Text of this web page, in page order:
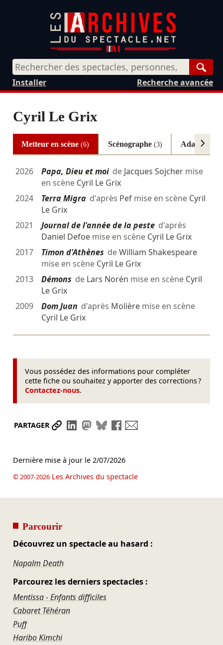
Recherche avancée
Installer
Cyril Le Grix
Metteur en scène(6) Scénographe (3) Adaptateur
2026 Papa, Dieu et moide Jacques Sojchermise
en scène Cyril Le Grix
2024
Terra Migrad'après Pefmise en scène Cyril
Le Grix
2021
Journal de l'année de la pested'après
Daniel Defoemise en scène Cyril Le Grix
2017
Timon d'Athènes deWilliam Shakespeare
mise en scène Cyril Le Grix
2013
Démons de Lars Norén mise en scène Cyril
Le Grix
2009
Dom Juan d'après Molièremise en scène
Cyril Le Grix
Vous possédez des informations pour compléter
cette fiche ou souhaitez y apporter des corrections ?
Contactez-nous.
PARTAGER Partager le lien
Partager sur LinkedIn
Partager sur Mastodon
Partager sur Bluesky
Partager sur Facebook
Dernière mise à jour le 2/07/2026
© 2007-2026Les Archives du spectacle
Parcourir
Découvrez un spectacle au hasard :
Napalm Death
Parcourez les derniers spectacles :
Mentissa - Enfants difficiles
Cabaret Téhéran
Puff
Haribo Kimchi